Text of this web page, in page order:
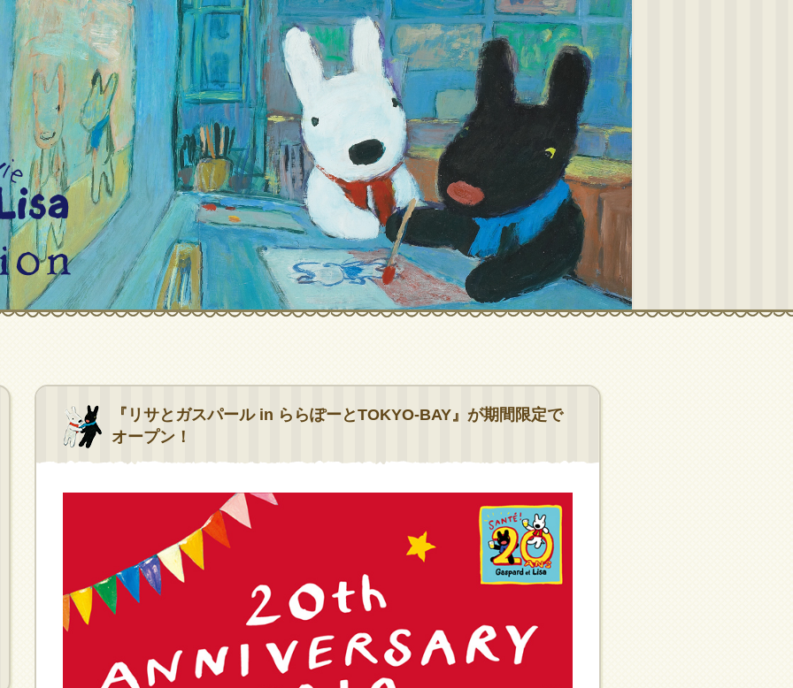
『リサとガスパール in ららぽーとTOKYO-BAY』が期間限定で
オープン！